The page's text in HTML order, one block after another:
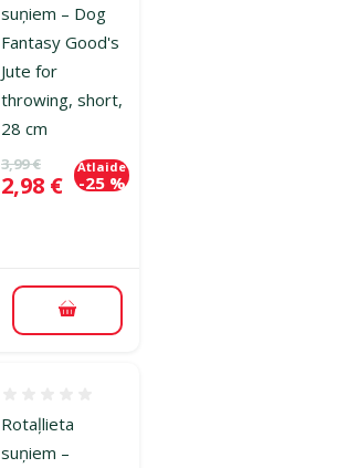
suņiem – Dog
Fantasy Good's
Jute for
throwing, short,
28 cm
Oriģinālā cena
3,99 €
Cena
2,98 €
Atlaide
-25 %
Pievienot grozam
Rotaļlieta
suņiem –